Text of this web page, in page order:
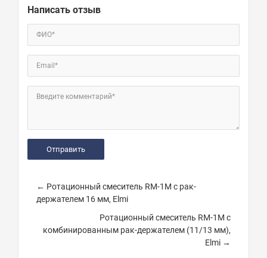
Написать отзыв
ФИО*
Email*
Введите комментарий*
← Ротационный смеситель RM-1M с рак-
держателем 16 мм, Elmi
Ротационный смеситель RM-1M с
комбинированным рак-держателем (11/13 мм),
Elmi →